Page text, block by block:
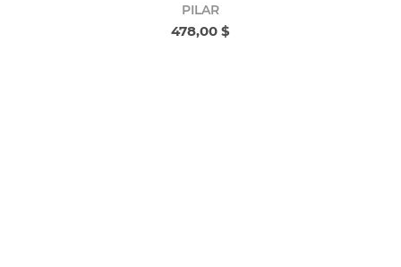
PILAR
478,00 $